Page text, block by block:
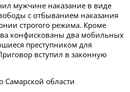
мужчине наказание в виде
с отбыванием наказания
строгого режима. Кроме
конфискованы два мобильных
преступником для
вступил в законную
области